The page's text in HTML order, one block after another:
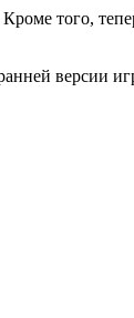
того,
версии